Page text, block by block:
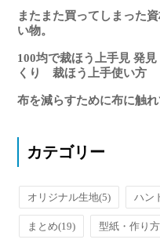
またまた買ってしまった
い物。
100均で裁ほう上手見 発
くり 裁ほう上手使い方
布を減らすために布に触
カテゴリー
オリジナル生地(5) ハン
まとめ(19) 型紙・作り方